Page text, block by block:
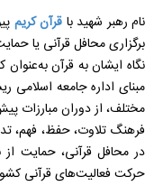
نام رهبر شهید با قرآن کریم
برگزاری محافل قرآنی یا
نگاه ایشان به قرآن
مبنای اداره جامعه
مختلف، از دوران مبارزات
فرهنگ تلاوت، حفظ، فهم،
در محافل قرآنی، حمایت
حرکت فعالیت‌های قرآنی